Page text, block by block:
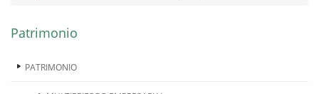
Patrimonio
PATRIMONIO